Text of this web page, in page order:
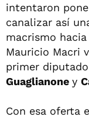
intentaron
canalizar así
macrismo hacia
Mauricio Macri
primer
Guaglianone y
Con esa oferta